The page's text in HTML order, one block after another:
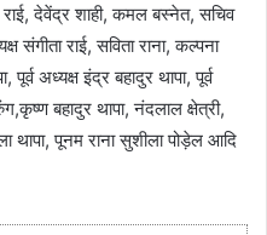
देवेंद्र शाही, कमल बस्नेत, सचिव
संगीता राई, सविता राना, कल्पना
पूर्व अध्यक्ष इंद्र बहादुर थापा, पूर्व
बहादुर थापा, नंदलाल क्षेत्री,
थापा, पूनम राना सुशीला पोड़ेल आदि